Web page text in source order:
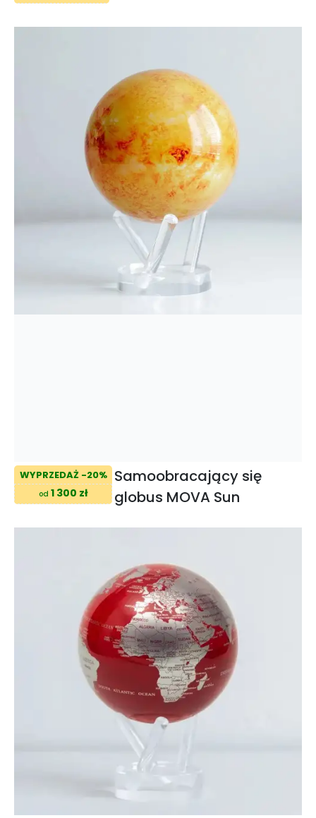
WYPRZEDAŻ -20%
od 1 300 zł
Samoobracający się
globus MOVA Sun